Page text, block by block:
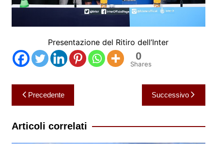
Presentazione del Ritiro dell’Inter
0
Shares
Navigazione
articoli
Precedente Successivo
Articoli correlati